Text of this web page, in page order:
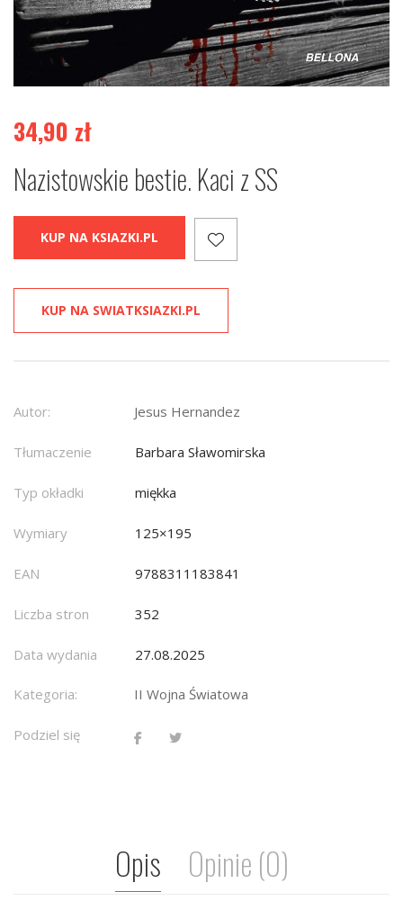
34,90 zł
Nazistowskie bestie. Kaci z SS
KUP NA KSIAZKI.PL
KUP NA SWIATKSIAZKI.PL
Autor: Jesus Hernandez
Tłumaczenie Barbara Sławomirska
Typ okładki miękka
Wymiary 125×195
EAN 9788311183841
Liczba stron 352
Data wydania 27.08.2025
Kategoria: II Wojna Światowa
Podziel się
Opis Opinie (0)